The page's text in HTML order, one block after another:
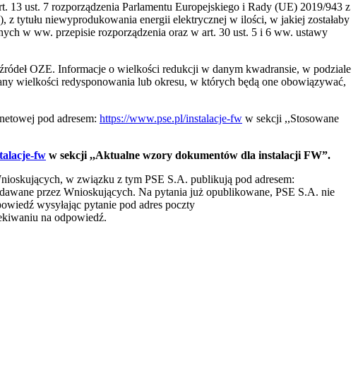
13 ust. 7 rozporządzenia Parlamentu Europejskiego i Rady (UE) 2019/943 z
tytułu niewyprodukowania energii elektrycznej w ilości, w jakiej zostałaby
w ww. przepisie rozporządzenia oraz w art. 30 ust. 5 i 6 ww. ustawy
OZE. Informacje o wielkości redukcji w danym kwadransie, w podziale
wielkości redysponowania lub okresu, w których będą one obowiązywać,
pod adresem: https://www.pse.pl/instalacje-fw w sekcji ,,Stosowane
fw w sekcji ,,Aktualne wzory dokumentów dla instalacji FW”.
w związku z tym PSE S.A. publikują pod adresem:
przez Wnioskujących. Na pytania już opublikowane, PSE S.A. nie
wysyłając pytanie pod adres poczty
na odpowiedź.